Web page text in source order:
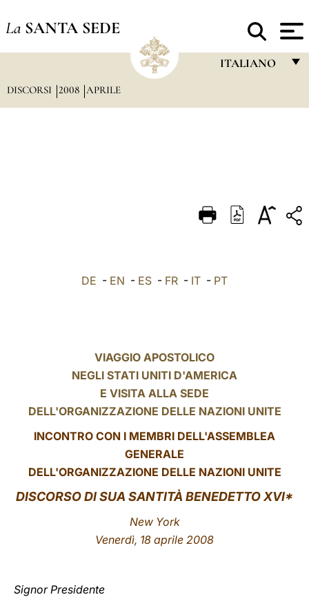
La SANTA SEDE
ITALIANO
DEUTSCH
العربيّة
DISCORSI 2008 APRILE
DE - EN - ES - FR - IT - PT
VIAGGIO APOSTOLICO
NEGLI STATI UNITI D'AMERICA
E VISITA ALLA SEDE
DELL'ORGANIZZAZIONE DELLE NAZIONI UNITE
INCONTRO CON I MEMBRI DELL'ASSEMBLEA
GENERALE
DELL'ORGANIZZAZIONE DELLE NAZIONI UNITE
DISCORSO DI SUA SANTITÀ BENEDETTO XVI*
New York
Venerdì, 18 aprile 2008
Signor Presidente